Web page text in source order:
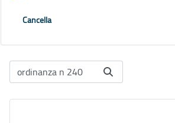
Cancella